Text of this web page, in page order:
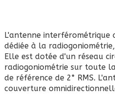
L'antenne interférométrique
dédiée à la
Elle est dotée d'un réseau
radiogoniométrie sur toute
de référence de 2° RMS.
couverture